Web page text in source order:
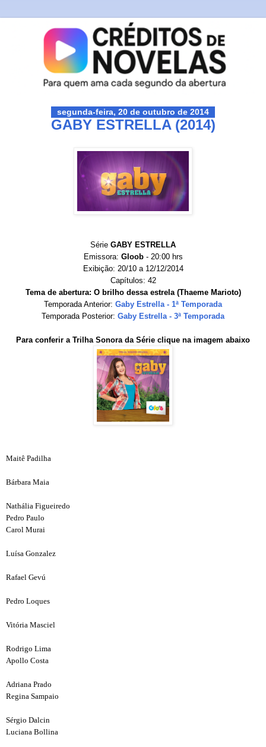
segunda-feira, 20 de outubro de 2014
GABY ESTRELLA (2014)
Série GABY ESTRELLA
Emissora: Gloob - 20:00 hrs
Exibição: 20/10 a 12/12/2014
Capítulos: 42
Tema de abertura: O brilho dessa estrela (Thaeme Marioto)
Temporada Anterior: Gaby Estrella - 1ª Temporada
Temporada Posterior: Gaby Estrella - 3ª Temporada
Para conferir a Trilha Sonora da Série clique na imagem abaixo
Maitê Padilha
Bárbara Maia
Nathália Figueiredo
Pedro Paulo
Carol Murai
Luísa Gonzalez
Rafael Gevú
Pedro Loques
Vitória Masciel
Rodrigo Lima
Apollo Costa
Adriana Prado
Regina Sampaio
Sérgio Dalcin
Luciana Bollina